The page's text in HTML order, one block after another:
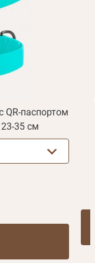
QR-паспортом
35 см
акциях
отправку